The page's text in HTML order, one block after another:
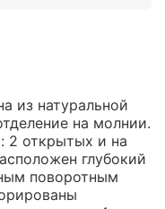
из натуральной
на молнии.
2 открытых и на
глубокий
поворотным